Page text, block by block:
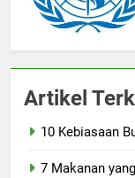
Artikel
10 Kebiasaan
7 Makanan